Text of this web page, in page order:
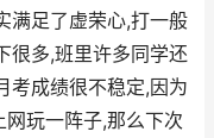
满足了虚荣心,打一般
很多,班里许多同学还
考成绩很不稳定,因为
玩一阵子,那么下次